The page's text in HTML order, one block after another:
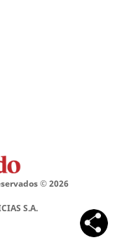
©2026
S.A.